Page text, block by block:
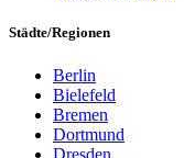
Städte/Regionen
Berlin
Bielefeld
Bremen
Dortmund